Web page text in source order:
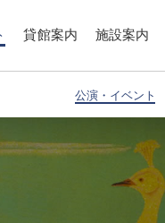
公演・イベント
貸館案内 施設案内